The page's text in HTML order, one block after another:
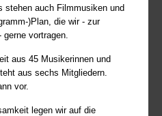
stehen auch Filmmusiken und
)Plan, die wir - zur
vortragen.
aus 45 Musikerinnen und
aus sechs Mitgliedern.
vor.
legen wir auf die